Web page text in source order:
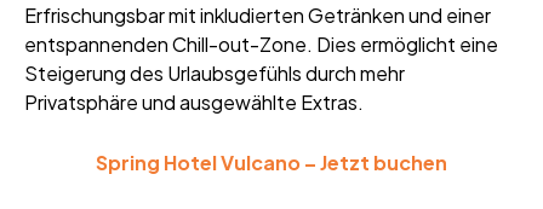
Erfrischungsbar mit inkludierten Getränken und einer
entspannenden Chill-out-Zone. Dies ermöglicht eine
Steigerung des Urlaubsgefühls durch mehr
Privatsphäre und ausgewählte Extras.
Spring Hotel Vulcano – Jetzt buchen